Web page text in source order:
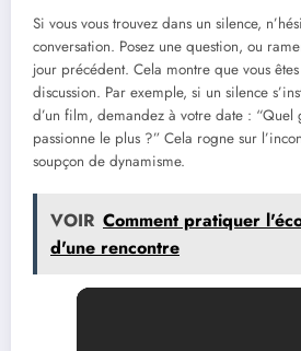
Si vous vous trouvez dans un silence,
conversation. Posez une question, ou
jour précédent. Cela montre que vous
discussion. Par exemple, si un silence
d’un film, demandez à votre date :
passionne le plus ?” Cela rogne sur
soupçon de dynamisme.
VOIR Comment pratiquer
d'une rencontre